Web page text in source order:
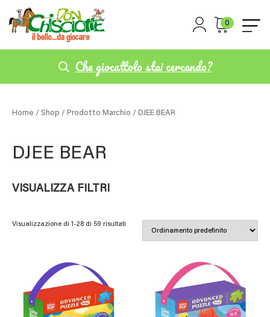
0
Che giocattolo stai cercando?
Home / Shop / Prodotto Marchio / DJEE BEAR
DJEE BEAR
VISUALIZZA FILTRI
Visualizzazione di 1-28 di 59 risultati